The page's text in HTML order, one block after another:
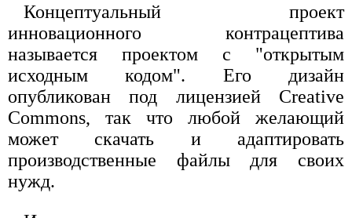
Концептуальный проект
инновационного контрацептива
называется проектом с "открытым
исходным кодом". Его дизайн
опубликован под лицензией Creative
Commons, так что любой желающий
может скачать и адаптировать
производственные файлы для своих
нужд.